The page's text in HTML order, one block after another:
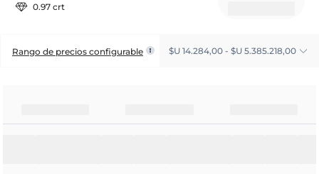
0.97 crt
Rango de precios configurable $U 14.284,00 - $U 5.385.218,00